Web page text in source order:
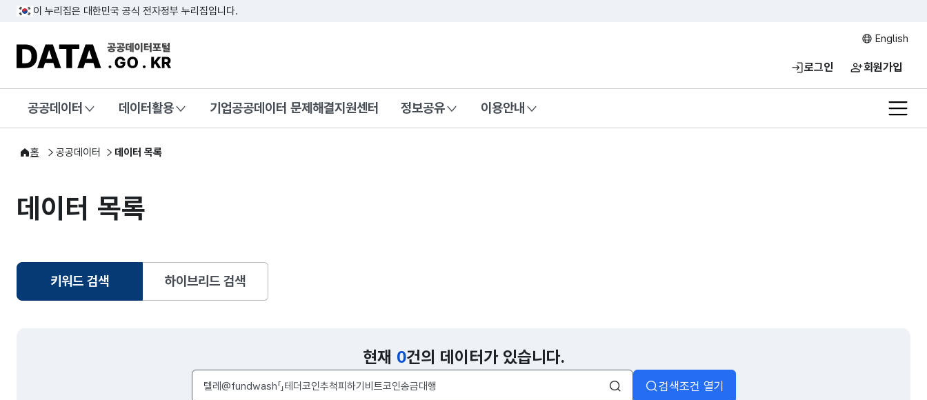
이 누리집은 대한민국 공식 전자정부 누리집입니다.
DATA.GO.KR 공공데이터포털
English
로그인 회원가입
전체
공공데이터 데이터활용 기업공공데이터 문제해결지원센터 정보공유 이용안내
홈 공공데이터 데이터 목록
데이터 목록
키워드 검색
선택됨
하이브리드 검색
현재 0건의 데이터가 있습니다.
검색어 입력창
검색 검색조건 열기